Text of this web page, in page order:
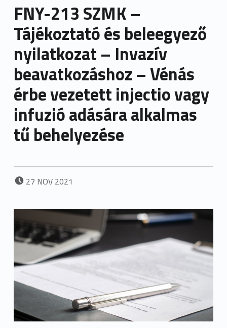
FNY-213 SZMK –
Tájékoztató és beleegyező
nyilatkozat – Invazív
beavatkozáshoz – Vénás
érbe vezetett injectio vagy
infuzió adására alkalmas
tű behelyezése
POSTED ON:
27 NOV 2021